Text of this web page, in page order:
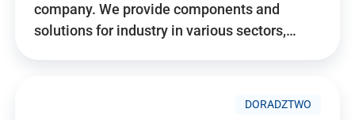
company. We provide components and
solutions for industry in various sectors,…
DORADZTWO